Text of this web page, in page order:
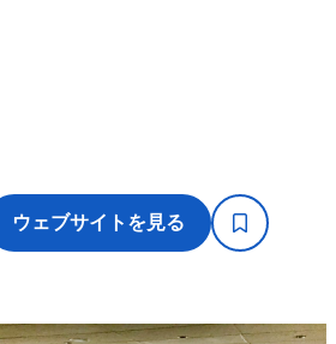
ウェブサイトを見る